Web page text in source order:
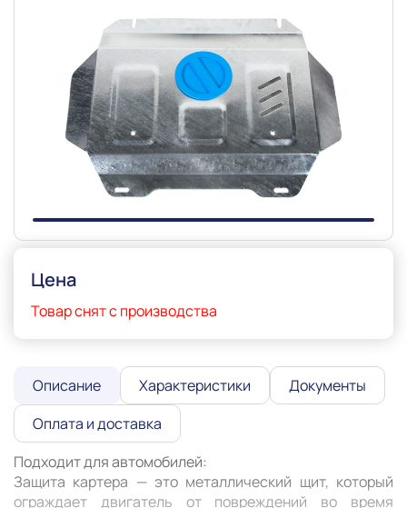
Slide 1 of 1
Цена
Товар снят с производства
Описание Характеристики
Документы
Оплата и доставка
Подходит для автомобилей:
Защита картера — это металлический щит, который
ограждает двигатель от повреждений во время